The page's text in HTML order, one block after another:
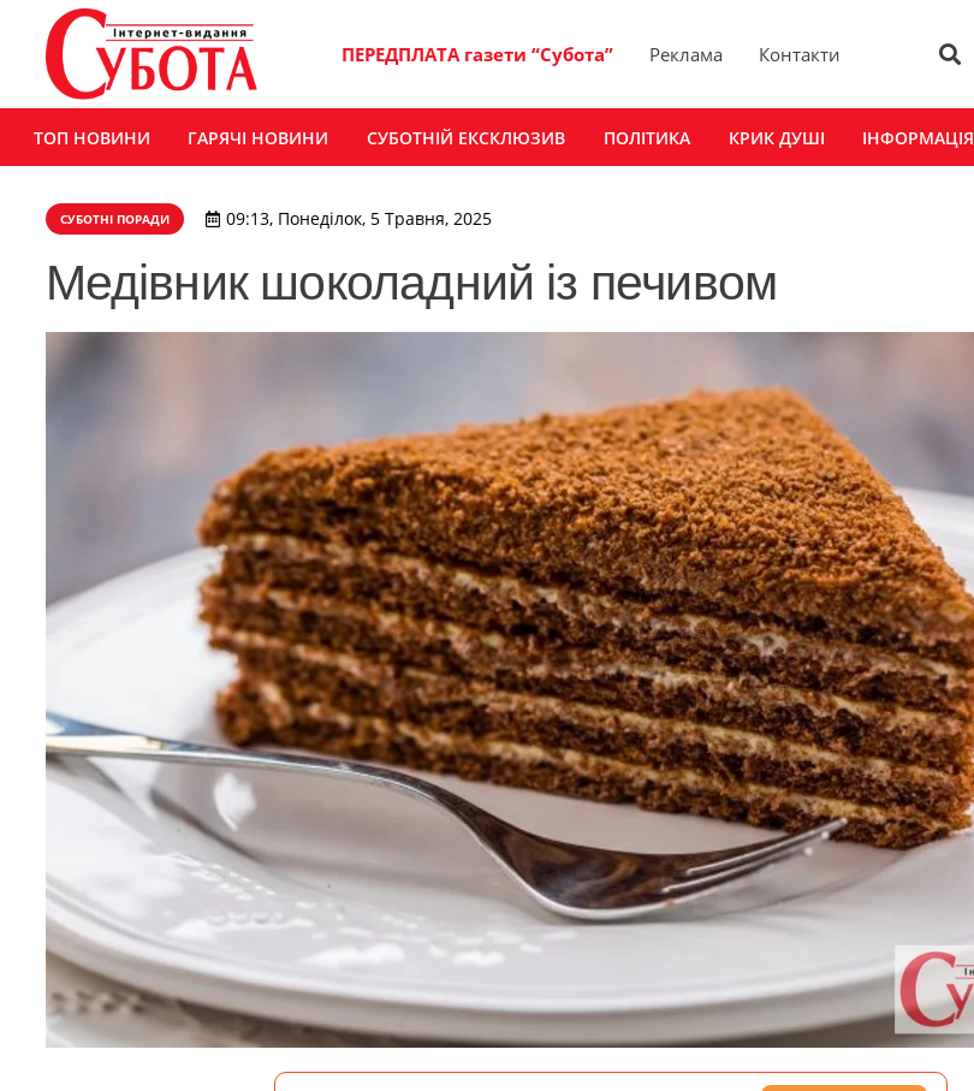
ПЕРЕДПЛАТА газети “Субота” Реклама Контакти
ТОП НОВИНИ ГАРЯЧІ НОВИНИ СУБОТНІЙ ЕКСКЛЮЗИВ ПОЛІТИКА КРИК ДУШІ ІНФОРМАЦІЯ
СУБОТНІ ПОРАДИ 09:13, Понеділок, 5 Травня, 2025
Медівник шоколадний із печивом